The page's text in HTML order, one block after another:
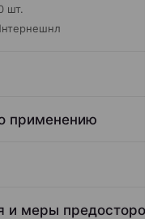
шт.
применению
и меры